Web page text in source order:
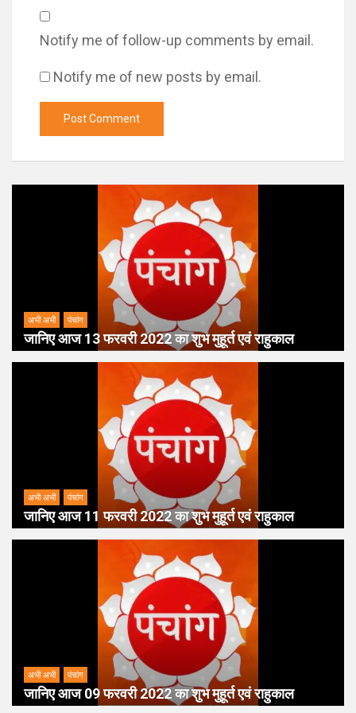
Notify me of follow-up comments by email.
Notify me of new posts by email.
अभी अभी पंचांग
जानिए आज 13 फरवरी 2022 का शुभ मुहूर्त एवं राहुकाल
अभी अभी पंचांग
जानिए आज 11 फरवरी 2022 का शुभ मुहूर्त एवं राहुकाल
अभी अभी पंचांग
जानिए आज 09 फरवरी 2022 का शुभ मुहूर्त एवं राहुकाल